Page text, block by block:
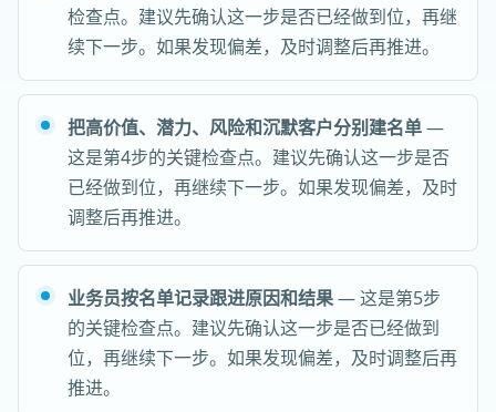
检查点。建议先确认这一步是否已经做到位，再继
续下一步。如果发现偏差，及时调整后再推进。
把高价值、潜力、风险和沉默客户分别建名单—
这是第4步的关键检查点。建议先确认这一步是否
已经做到位，再继续下一步。如果发现偏差，及时
调整后再推进。
业务员按名单记录跟进原因和结果— 这是第5步
的关键检查点。建议先确认这一步是否已经做到
位，再继续下一步。如果发现偏差，及时调整后再
推进。